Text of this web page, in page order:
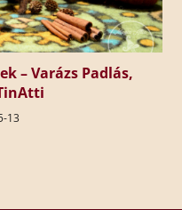
– Varázs Padlás,
13